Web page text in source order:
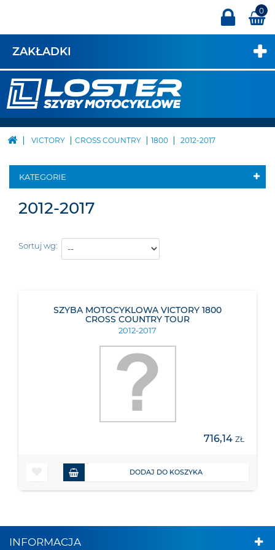
0
ZAKŁADKI
VICTORY CROSS COUNTRY 1800 2012-2017
KATEGORIE
2012-2017
Sortuj wg:
SZYBA MOTOCYKLOWA VICTORY 1800
CROSS COUNTRY TOUR
2012-2017
716,14 ZŁ
DODAJ DO KOSZYKA
INFORMACJA